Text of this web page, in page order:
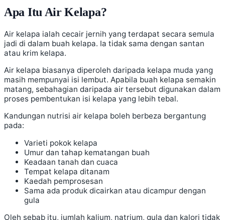
Apa Itu Air Kelapa?
Air kelapa ialah cecair jernih yang terdapat secara semula
jadi di dalam buah kelapa. Ia tidak sama dengan santan
atau krim kelapa.
Air kelapa biasanya diperoleh daripada kelapa muda yang
masih mempunyai isi lembut. Apabila buah kelapa semakin
matang, sebahagian daripada air tersebut digunakan dalam
proses pembentukan isi kelapa yang lebih tebal.
Kandungan nutrisi air kelapa boleh berbeza bergantung
pada:
Varieti pokok kelapa
Umur dan tahap kematangan buah
Keadaan tanah dan cuaca
Tempat kelapa ditanam
Kaedah pemprosesan
Sama ada produk dicairkan atau dicampur dengan
gula
Oleh sebab itu, jumlah kalium, natrium, gula dan kalori tidak